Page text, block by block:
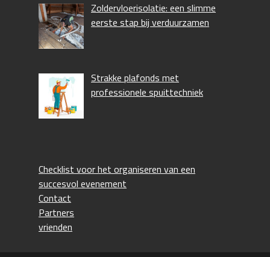
Zoldervloerisolatie: een slimme
eerste stap bij verduurzamen
Strakke plafonds met
professionele spuittechniek
Checklist voor het organiseren van een
succesvol evenement
Contact
Partners
vrienden